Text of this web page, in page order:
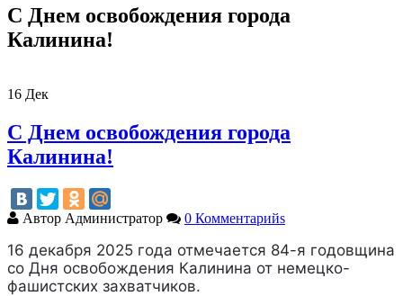
С Днем освобождения города
Калинина!
16 Дек
С Днем освобождения города
Калинина!
Автор Администратор 0 Комментарийs
16 декабря 2025 года отмечается 84-я годовщина
со Дня освобождения Калинина от немецко-
фашистских захватчиков.